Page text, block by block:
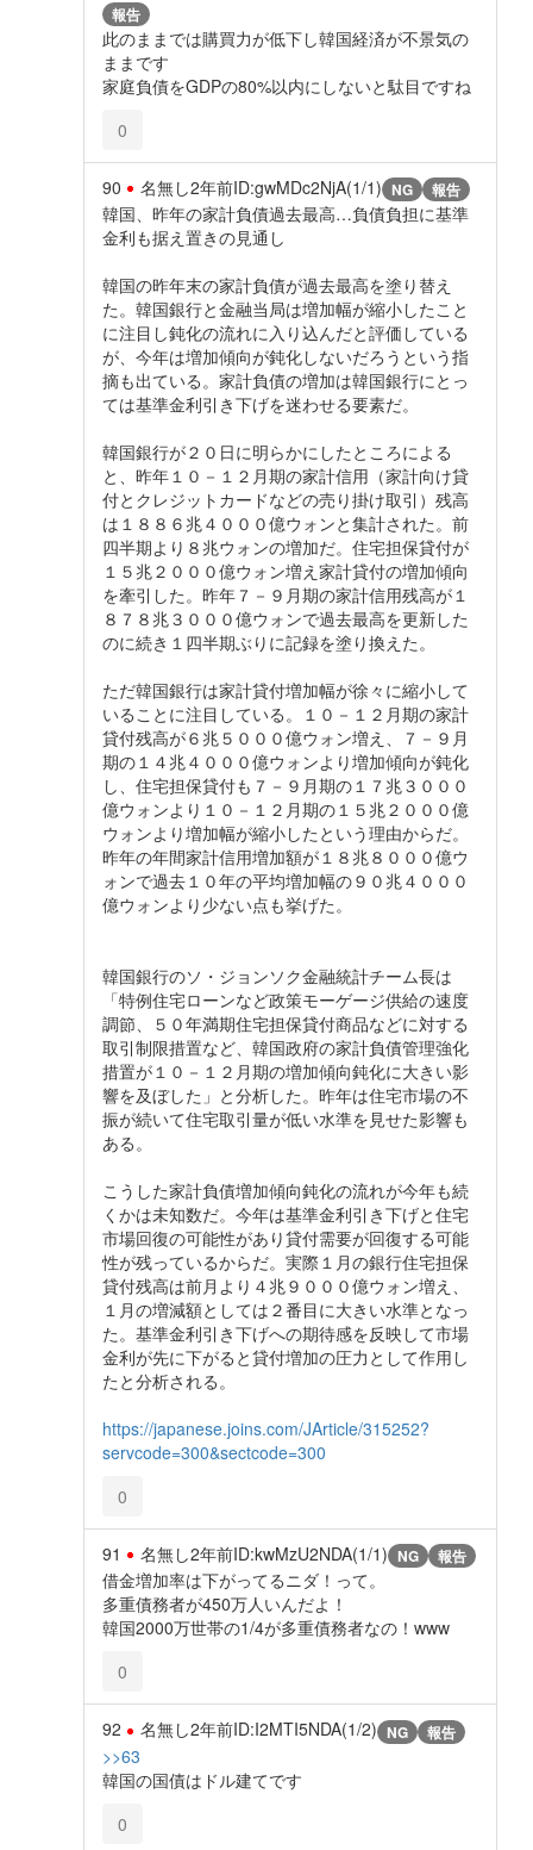
報告
此のままでは購買力が低下し韓国経済が不景気の
ままです
家庭負債をGDPの80%以内にしないと駄目ですね
0
90 名無し2年前ID:gwMDc2NjA(1/1) NG 報告
韓国、昨年の家計負債過去最高…負債負担に基準
金利も据え置きの見通し
韓国の昨年末の家計負債が過去最高を塗り替え
た。韓国銀行と金融当局は増加幅が縮小したこと
に注目し鈍化の流れに入り込んだと評価している
が、今年は増加傾向が鈍化しないだろうという指
摘も出ている。家計負債の増加は韓国銀行にとっ
ては基準金利引き下げを迷わせる要素だ。
韓国銀行が２０日に明らかにしたところによる
と、昨年１０－１２月期の家計信用（家計向け貸
付とクレジットカードなどの売り掛け取引）残高
は１８８６兆４０００億ウォンと集計された。前
四半期より８兆ウォンの増加だ。住宅担保貸付が
１５兆２０００億ウォン増え家計貸付の増加傾向
を牽引した。昨年７－９月期の家計信用残高が１
８７８兆３０００億ウォンで過去最高を更新した
のに続き１四半期ぶりに記録を塗り換えた。
ただ韓国銀行は家計貸付増加幅が徐々に縮小して
いることに注目している。１０－１２月期の家計
貸付残高が６兆５０００億ウォン増え、７－９月
期の１４兆４０００億ウォンより増加傾向が鈍化
し、住宅担保貸付も７－９月期の１７兆３０００
億ウォンより１０－１２月期の１５兆２０００億
ウォンより増加幅が縮小したという理由からだ。
昨年の年間家計信用増加額が１８兆８０００億ウ
ォンで過去１０年の平均増加幅の９０兆４０００
億ウォンより少ない点も挙げた。
韓国銀行のソ・ジョンソク金融統計チーム長は
「特例住宅ローンなど政策モーゲージ供給の速度
調節、５０年満期住宅担保貸付商品などに対する
取引制限措置など、韓国政府の家計負債管理強化
措置が１０－１２月期の増加傾向鈍化に大きい影
響を及ぼした」と分析した。昨年は住宅市場の不
振が続いて住宅取引量が低い水準を見せた影響も
ある。
こうした家計負債増加傾向鈍化の流れが今年も続
くかは未知数だ。今年は基準金利引き下げと住宅
市場回復の可能性があり貸付需要が回復する可能
性が残っているからだ。実際１月の銀行住宅担保
貸付残高は前月より４兆９０００億ウォン増え、
１月の増減額としては２番目に大きい水準となっ
た。基準金利引き下げへの期待感を反映して市場
金利が先に下がると貸付増加の圧力として作用し
たと分析される。
https://japanese.joins.com/JArticle/315252?
servcode=300&sectcode=300
0
91 名無し2年前ID:kwMzU2NDA(1/1) NG 報告
借金増加率は下がってるニダ！って。
多重債務者が450万人いんだよ！
韓国2000万世帯の1/4が多重債務者なの！www
0
92 名無し2年前ID:I2MTI5NDA(1/2) NG 報告
>>63
韓国の国債はドル建てです
0